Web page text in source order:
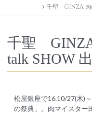
千聖 GINZA
千聖
talk SHOW
松屋銀座で16.10/27(木)
の祭典」。肉マイスター